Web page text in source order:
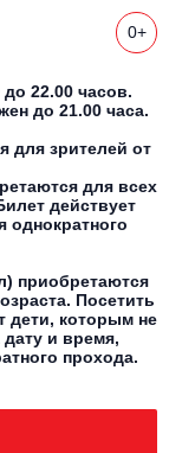
0+
22.00 часов.
до 21.00 часа.
для зрителей от
для всех
действует
однократного
приобретаются
Посетить
дети, которым не
дату и время,
прохода.